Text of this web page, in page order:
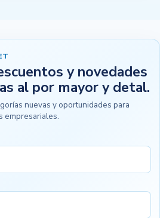
y novedades
al por mayor y detal.
nuevas y oportunidades para
empresariales.